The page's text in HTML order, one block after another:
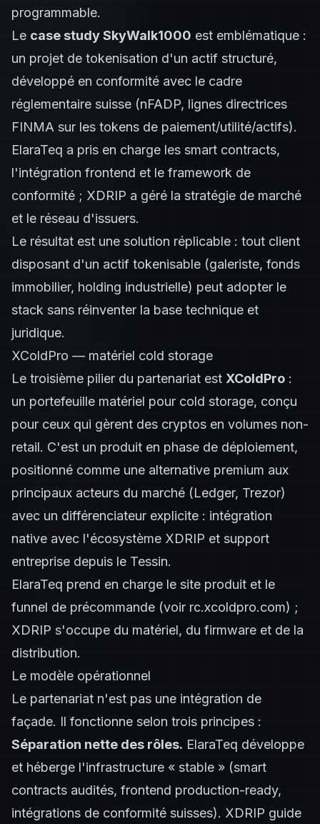
programmable.
Le case study SkyWalk1000 est emblématique :
un projet de tokenisation d'un actif structuré,
développé en conformité avec le cadre
réglementaire suisse (nFADP, lignes directrices
FINMA sur les tokens de paiement/utilité/actifs).
ElaraTeq a pris en charge les smart contracts,
l'intégration frontend et le framework de
conformité ; XDRIP a géré la stratégie de marché
et le réseau d'issuers.
Le résultat est une solution réplicable : tout client
disposant d'un actif tokenisable (galeriste, fonds
immobilier, holding industrielle) peut adopter le
stack sans réinventer la base technique et
juridique.
XColdPro — matériel cold storage
Le troisième pilier du partenariat est XColdPro :
un portefeuille matériel pour cold storage, conçu
pour ceux qui gèrent des cryptos en volumes non-
retail. C'est un produit en phase de déploiement,
positionné comme une alternative premium aux
principaux acteurs du marché (Ledger, Trezor)
avec un différenciateur explicite : intégration
native avec l'écosystème XDRIP et support
entreprise depuis le Tessin.
ElaraTeq prend en charge le site produit et le
funnel de précommande (voir rc.xcoldpro.com) ;
XDRIP s'occupe du matériel, du firmware et de la
distribution.
Le modèle opérationnel
Le partenariat n'est pas une intégration de
façade. Il fonctionne selon trois principes :
Séparation nette des rôles. ElaraTeq développe
et héberge l'infrastructure « stable » (smart
contracts audités, frontend production-ready,
intégrations de conformité suisses). XDRIP guide